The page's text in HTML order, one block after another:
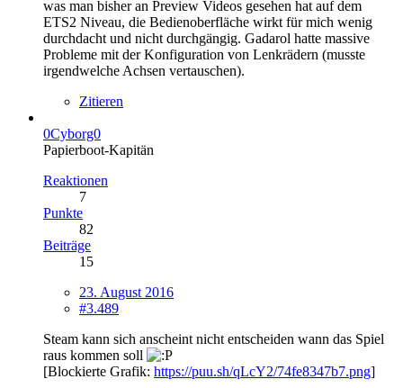
was man bisher an Preview Videos gesehen hat auf dem
ETS2 Niveau, die Bedienoberfläche wirkt für mich wenig
durchdacht und nicht durchgängig. Gadarol hatte massive
Probleme mit der Konfiguration von Lenkrädern (musste
irgendwelche Achsen vertauschen).
Zitieren
0Cyborg0
Papierboot-Kapitän
Reaktionen
7
Punkte
82
Beiträge
15
23. August 2016
#3.489
Steam kann sich anscheint nicht entscheiden wann das Spiel
raus kommen soll
[Blockierte Grafik: https://puu.sh/qLcY2/74fe8347b7.png]